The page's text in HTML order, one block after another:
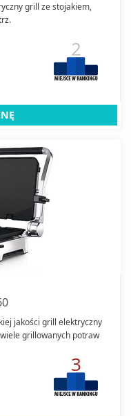
grill ze stojakiem,
2
jakości grill elektryczny
grillowanych potraw
3